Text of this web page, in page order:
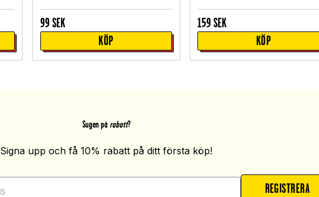
99 SEK
KÖP
159 SEK
KÖP
Sugen på rabatt?
Signa upp och få 10% rabatt på ditt första köp!
REGISTRERA